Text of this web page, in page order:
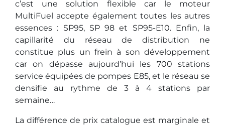
c’est une solution flexible car le moteur
MultiFuel accepte également toutes les autres
essences : SP95, SP 98 et SP95-E10. Enfin, la
capillarité du réseau de distribution ne
constitue plus un frein à son développement
car on dépasse aujourd’hui les 700 stations
service équipées de pompes E85, et le réseau se
densifie au rythme de 3 à 4 stations par
semaine…
La différence de prix catalogue est marginale et